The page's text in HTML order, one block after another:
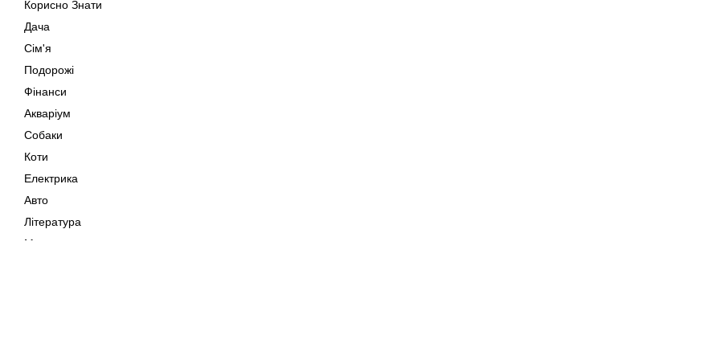
Корисно Знати
Дача
Сім'я
Подорожі
Фінанси
Акваріум
Собаки
Коти
Електрика
Авто
Література
Музика